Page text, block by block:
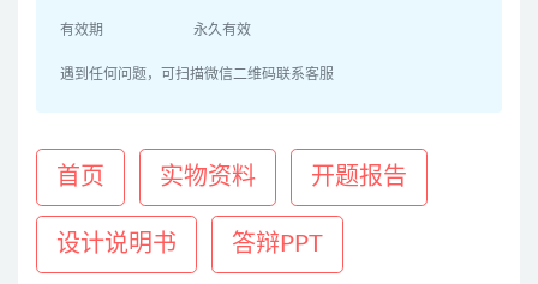
有效期 永久有效
遇到任何问题，可扫描微信二维码联系客服
首页 实物资料 开题报告
设计说明书 答辩PPT